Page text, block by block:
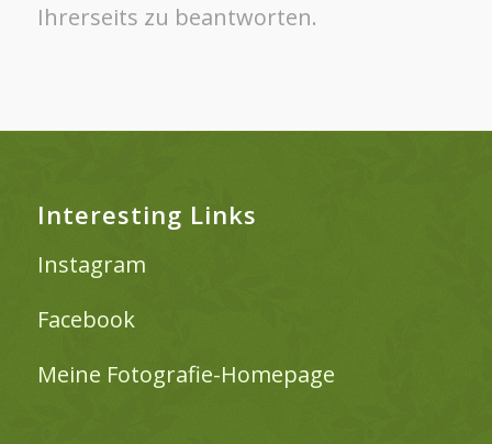
Ihrerseits zu beantworten.
Interesting Links
Instagram
Facebook
Meine Fotografie-Homepage